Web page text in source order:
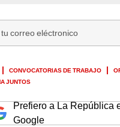
CONVOCATORIAS DE TRABAJO
JUNTOS
Prefiero a La República
Google